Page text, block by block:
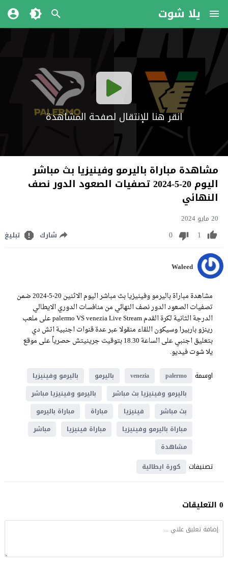
يلا شوت
انقر هنا للإنتقال لصفحة المشاهدة
مشاهدة مباراة باليرمو وفينيزيا بث مباشر
اليوم 20-5-2024 تصفيات الصعود الدور نصف
النهائي
20 مايو 2024
1
0 شارك تبليغ
Waleed
مشاهدة مباراة باليرمو وفينيزيا بث مباشر اليوم الاثنين 20-5-2024 ضمن
تصفيات الصعود الدور نصف النهائي من منافسات الدوري الايطالي
الدرجة الثانية لكرة القدم palermo VS venezia Live Stream على ملعب
رينزو باربيرا وسيكون اللقاء منقولا عبر عدة قنوات اجنبية اتش دي
بتعليق اجنبي على الساعة 18.30 بتوقيت جرينيتش حصرياً على موقع
يلا شوت فيديو.
اوسمة
palermo
venezia باليرمو
باليرمو وفينيزيا
باليرمو وفينيزيا بث مباشر
باليرمو وفينيزيا مباشر
بث مباشر
فينيزيا مباراة
مباراة باليرمو
مباراة باليرمو وفينيزيا
مباراة فينيزيا
مباشر
مشاهدة
تصنيفات كورة ايطالية
0 التعليقات